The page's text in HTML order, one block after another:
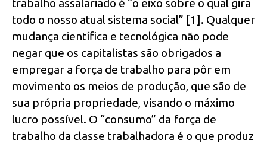
trabalho assalariado é “o eixo sobre o qual gira
todo o nosso atual sistema social” [1]. Qualquer
mudança científica e tecnológica não pode
negar que os capitalistas são obrigados a
empregar a força de trabalho para pôr em
movimento os meios de produção, que são de
sua própria propriedade, visando o máximo
lucro possível. O “consumo” da força de
trabalho da classe trabalhadora é o que produz